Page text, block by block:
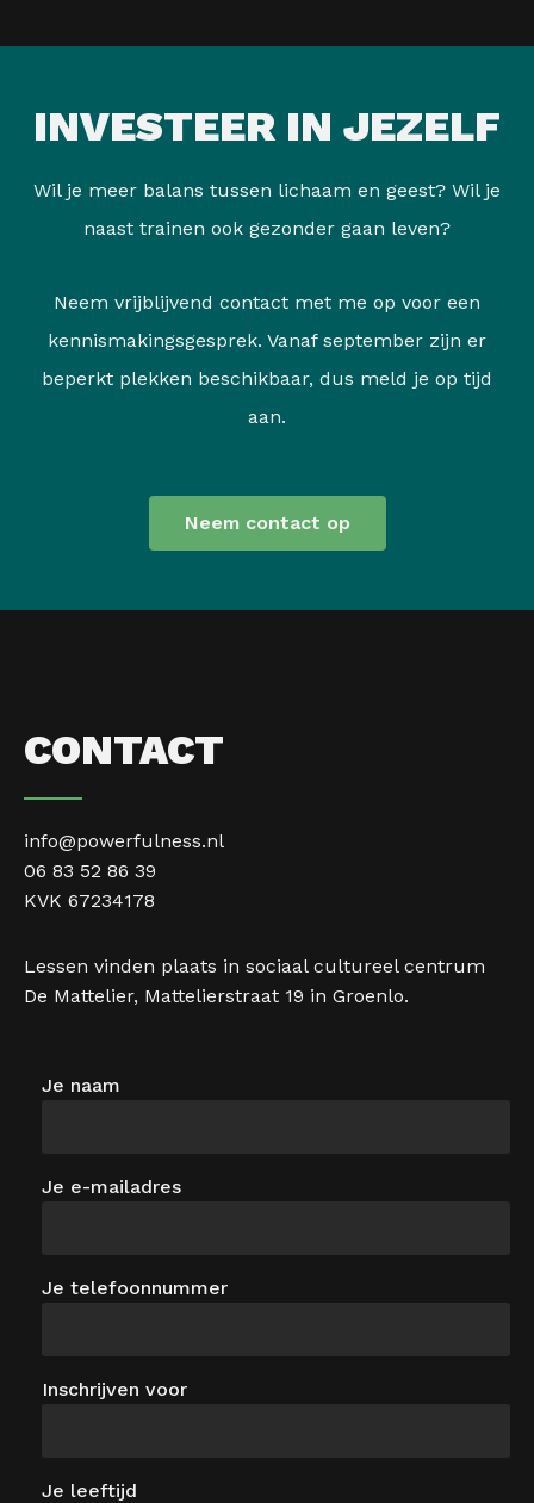
INVESTEER IN JEZELF
Wil je meer balans tussen lichaam en geest? Wil je
naast trainen ook gezonder gaan leven?
Neem vrijblijvend contact met me op voor een
kennismakingsgesprek. Vanaf september zijn er
beperkt plekken beschikbaar, dus meld je op tijd
aan.
Neem contact op
CONTACT
info@powerfulness.nl
06 83 52 86 39
KVK 67234178
Lessen vinden plaats in sociaal cultureel centrum
De Mattelier, Mattelierstraat 19 in Groenlo.
Je naam
Je e-mailadres
Je telefoonnummer
Inschrijven voor
Je leeftijd